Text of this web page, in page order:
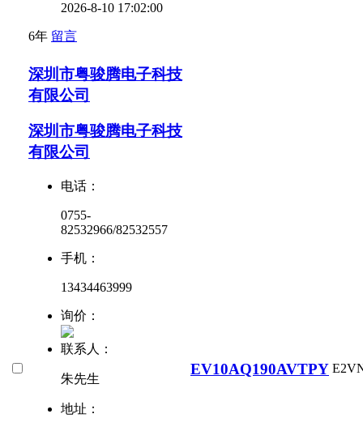
2026-8-10 17:02:00
6年 留言
深圳市粤骏腾电子科技
有限公司
深圳市粤骏腾电子科技
有限公司
电话：
0755-
82532966/82532557
手机：
13434463999
询价：
联系人：
朱先生
地址：
EV10AQ190AVTPY E2V